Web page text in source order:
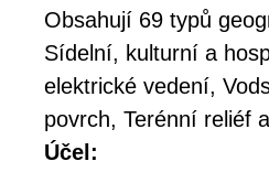
Obsahují 69 typů
Sídelní, kulturní a
elektrické vedení,
povrch, Terénní reliéf
Účel: